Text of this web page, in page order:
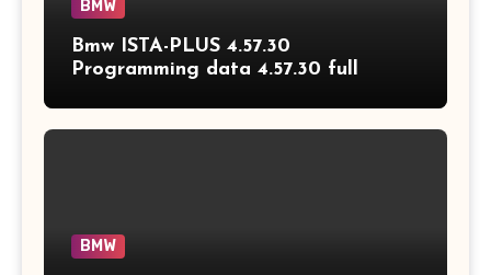
BMW
Bmw ISTA-PLUS 4.57.30
Programming data 4.57.30 full
BMW